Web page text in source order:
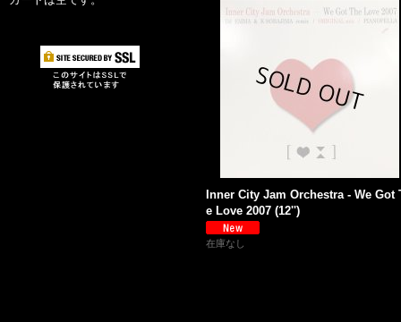
Inner City Jam Orchestra - We Got
e Love 2007 (12'')
在庫なし